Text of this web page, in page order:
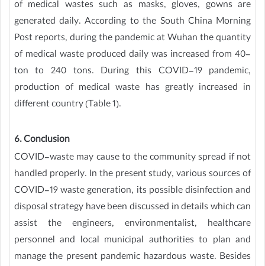
of medical wastes such as masks, gloves, gowns are
generated daily. According to the South China Morning
Post reports, during the pandemic at Wuhan the quantity
of medical waste produced daily was increased from 40-
ton to 240 tons. During this COVID-19 pandemic,
production of medical waste has greatly increased in
different country (Table 1).
6. Conclusion
COVID-waste may cause to the community spread if not
handled properly. In the present study, various sources of
COVID-19 waste generation, its possible disinfection and
disposal strategy have been discussed in details which can
assist the engineers, environmentalist, healthcare
personnel and local municipal authorities to plan and
manage the present pandemic hazardous waste. Besides